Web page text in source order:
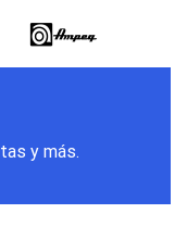
y más.